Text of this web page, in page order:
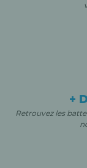
+
Retrouvez les